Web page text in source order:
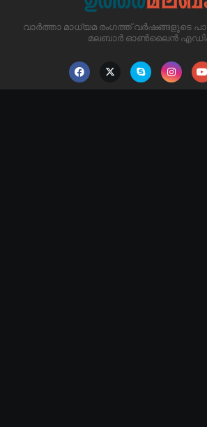
വാർത്താ മാധ്യമ രംഗത്ത് വർഷങ്ങളുടെ
മലബാർ ഓൺലൈൻ